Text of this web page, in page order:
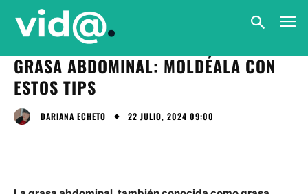
GRASA ABDOMINAL: MOLDÉALA CON
ESTOS TIPS
DARIANA ECHETO 22 JULIO, 2024 09:00